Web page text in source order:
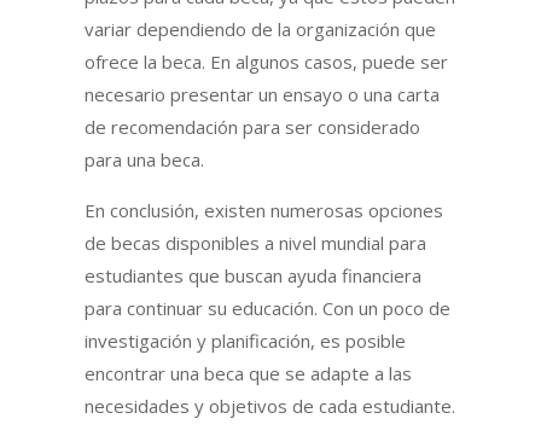
variar dependiendo de la organización que
ofrece la beca. En algunos casos, puede ser
necesario presentar un ensayo o una carta
de recomendación para ser considerado
para una beca.
En conclusión, existen numerosas opciones
de becas disponibles a nivel mundial para
estudiantes que buscan ayuda financiera
para continuar su educación. Con un poco de
investigación y planificación, es posible
encontrar una beca que se adapte a las
necesidades y objetivos de cada estudiante.